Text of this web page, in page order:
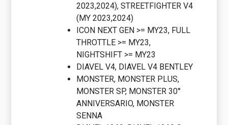
2023,2024), STREETFIGHTER V4
(MY 2023,2024)
ICON NEXT GEN >= MY23, FULL
THROTTLE >= MY23,
NIGHTSHIFT >= MY23
DIAVEL V4, DIAVEL V4 BENTLEY
MONSTER, MONSTER PLUS,
MONSTER SP, MONSTER 30°
ANNIVERSARIO, MONSTER
SENNA